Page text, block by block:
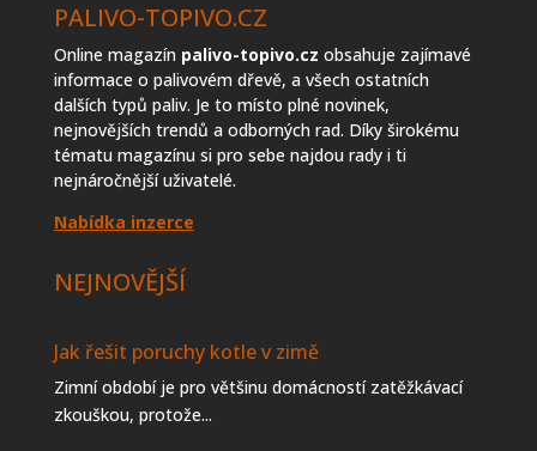
PALIVO-TOPIVO.CZ
Online magazín palivo-topivo.cz obsahuje zajímavé
informace o palivovém dřevě, a všech ostatních
dalších typů paliv. Je to místo plné novinek,
nejnovějších trendů a odborných rad. Díky širokému
tématu magazínu si pro sebe najdou rady i ti
nejnáročnější uživatelé.
Nabídka inzerce
NEJNOVĚJŠÍ
Jak řešit poruchy kotle v zimě
Zimní období je pro většinu domácností zatěžkávací
zkouškou, protože...